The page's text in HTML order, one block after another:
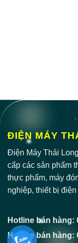
ĐIỆN MÁY
Điện Máy Thái
cấp các sản phẩm
thực phẩm, máy
nghiệp, thiết bị
Hotline bán hàng:
Hotline bán hàng: